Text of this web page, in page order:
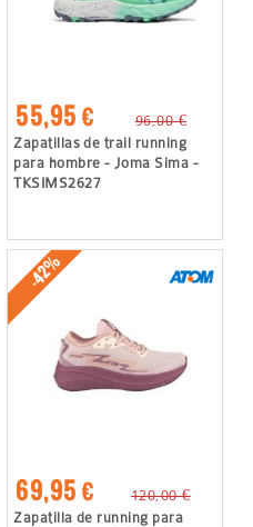
55,95 €
96,00 €
Zapatillas de trail running
para hombre - Joma Sima -
TKSIMS2627
-42%
69,95 €
120,00 €
Zapatilla de running para